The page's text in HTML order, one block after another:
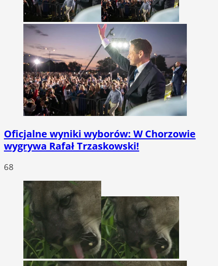
Oficjalne wyniki wyborów: W Chorzowie
wygrywa Rafał Trzaskowski!
68